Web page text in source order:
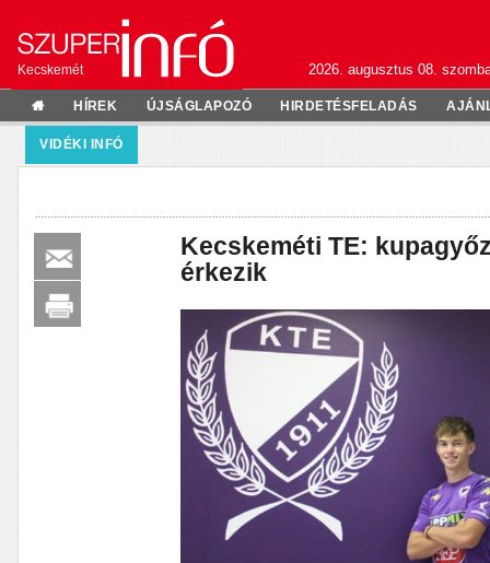
Kecskemét 2026. augusztus 08.
HÍREK ÚJSÁGLAPOZÓ HIRDETÉSFELADÁS
VIDÉKI INFÓ
Kecskeméti TE:
érkezik